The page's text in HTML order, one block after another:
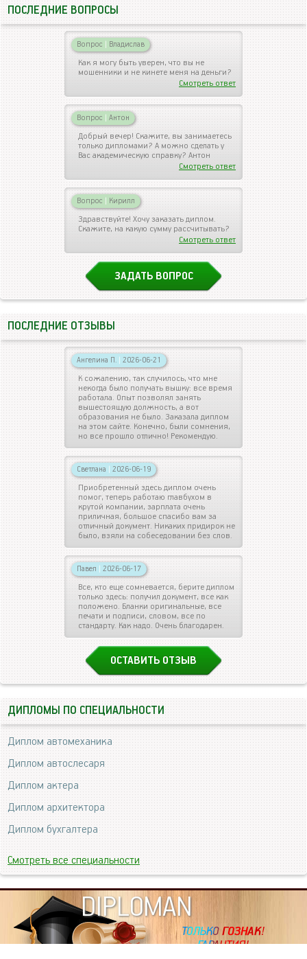
ПОСЛЕДНИЕ ВОПРОСЫ
Вопрос | Владислав
Как я могу быть уверен, что вы не
мошенники и не кинете меня на деньги?
Смотреть ответ
Вопрос | Антон
Добрый вечер! Скажите, вы занимаетесь
только дипломами? А можно сделать у
Вас академическую справку? Антон
Смотреть ответ
Вопрос | Кирилл
Здравствуйте! Хочу заказать диплом.
Скажите, на какую сумму рассчитывать?
Смотреть ответ
ЗАДАТЬ ВОПРОС
ПОСЛЕДНИЕ ОТЗЫВЫ
Ангелина П. | 2026-06-21
К сожалению, так случилось, что мне
некогда было получать вышку: все время
работала. Опыт позволял занять
вышестоящую должность, а вот
образования не было. Заказала диплом
на этом сайте. Конечно, были сомнения,
но все прошло отлично! Рекомендую.
Светлана | 2026-06-19
Приобретенный здесь диплом очень
помог, теперь работаю главбухом в
крутой компании, зарплата очень
приличная, большое спасибо вам за
отличный документ. Никаких придирок не
было, взяли на собеседовании без слов.
Павел | 2026-06-17
Все, кто еще сомневается, берите диплом
только здесь: получил документ, все как
положено. Бланки оригинальные, все
печати и подписи, словом, все по
стандарту. Как надо. Очень благодарен.
ОСТАВИТЬ ОТЗЫВ
ДИПЛОМЫ ПО СПЕЦИАЛЬНОСТИ
Диплом автомеханика
Диплом автослесаря
Диплом актера
Диплом архитектора
Диплом бухгалтера
Смотреть все специальности
DIPLOMAN